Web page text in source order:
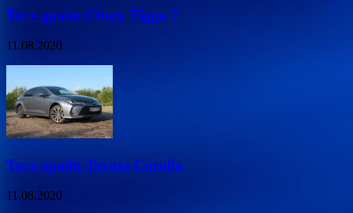
Тест-драйв Chery Tiggo 7
11.08.2020
Тест-драйв Toyota Corolla
11.08.2020